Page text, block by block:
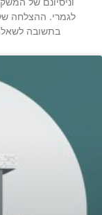
לגמרי. ההצלחה
בתשובה